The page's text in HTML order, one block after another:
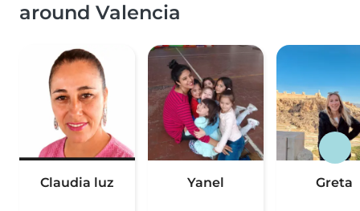
around Valencia
Claudia luz Yanel Greta